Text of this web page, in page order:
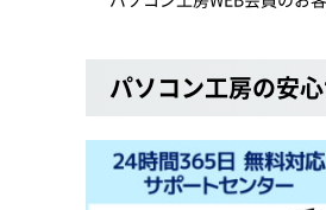
パソコン工房の安